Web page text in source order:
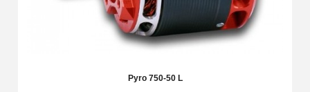
Pyro 750-50 L